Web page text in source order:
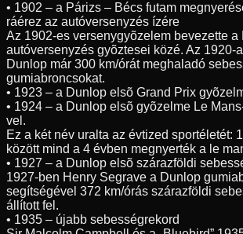
• 1902 – a Párizs – Bécs futam
ráérez az autóversenyzés ízére
Az 1902-es versenygyõzelem bevezette a
autóversenyzés gyõztesei közé. Az 1920-
Dunlop már 300 km/órát meghaladó
gumiabroncsokat.
• 1923 – a Dunlop elsõ Grand Prix
• 1924 – a Dunlop elsõ gyõzelme Le
vel.
Ez a két név uralta az évtized sportéletét:
között mind a 4 évben megnyerték a le
• 1927 – a Dunlop elsõ szárazföldi
1927-ben Henry Segrave a Dunlop
segítségével 372 km/órás szárazföldi
állított fel.
• 1935 – újabb sebességrekord